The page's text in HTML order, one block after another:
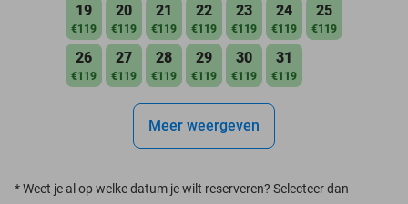
19
€119
20
€119
21
€119
22
€119
23
€119
24
€119
25
€119
26
€119
27
€119
28
€119
29
€119
30
€119
31
€119
Meer weergeven
*Weet je al op welke datum je wilt reserveren? Selecteer dan